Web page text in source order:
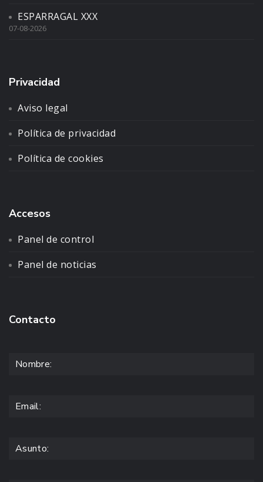
ESPARRAGAL XXX
07-08-2026
Privacidad
Aviso legal
Política de privacidad
Política de cookies
Accesos
Panel de control
Panel de noticias
Contacto